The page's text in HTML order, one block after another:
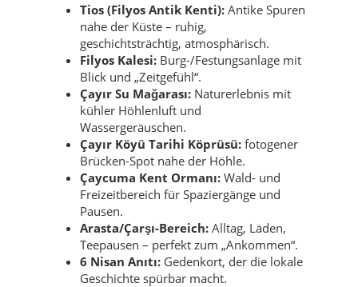
Tios (Filyos Antik Kenti): Antike Spuren
nahe der Küste – ruhig,
geschichtsträchtig, atmosphärisch.
Filyos Kalesi: Burg-/Festungsanlage mit
Blick und „Zeitgefühl“.
Çayır Su Mağarası: Naturerlebnis mit
kühler Höhlenluft und
Wassergeräuschen.
Çayır Köyü Tarihi Köprüsü: fotogener
Brücken-Spot nahe der Höhle.
Çaycuma Kent Ormanı: Wald- und
Freizeitbereich für Spaziergänge und
Pausen.
Arasta/Çarşı-Bereich: Alltag, Läden,
Teepausen – perfekt zum „Ankommen“.
6 Nisan Anıtı: Gedenkort, der die lokale
Geschichte spürbar macht.